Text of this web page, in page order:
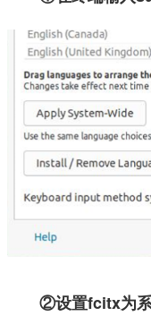
②设置fcitx为